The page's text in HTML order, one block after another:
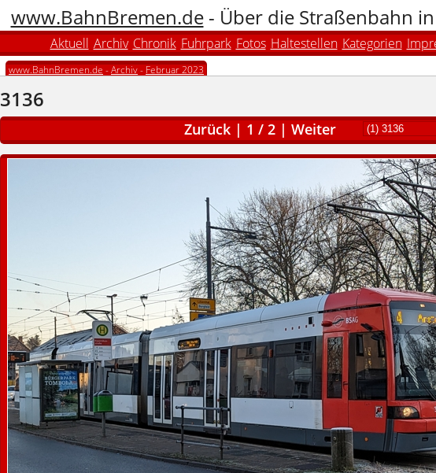
www.BahnBremen.de- Über die Straßenbahn
Aktuell Archiv Chronik Fuhrpark Fotos Haltestellen Kategorien
www.BahnBremen.de -Archiv- Februar 2023
3136
Zurück | 1 / 2 | Weiter